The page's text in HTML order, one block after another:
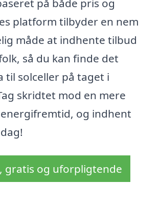
på både pris og
platform tilbyder en nem
måde at indhente tilbud
så du kan finde det
til solceller på taget i
skridtet mod en mere
og indhent
gratis og uforpligtende